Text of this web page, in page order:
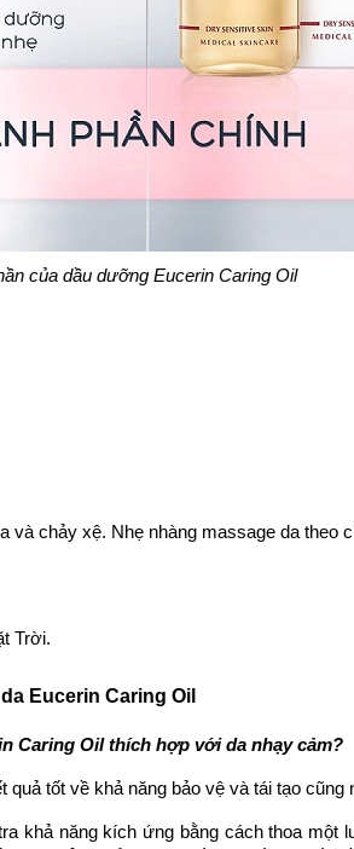
của dầu dưỡng Eucerin Caring Oil
chảy xệ. Nhẹ nhàng massage da theo
Trời.
Eucerin Caring Oil
Caring Oil thích hợp với da nhạy cảm?
tốt về khả năng bảo vệ và tái tạo cũng
khả năng kích ứng bằng cách thoa một